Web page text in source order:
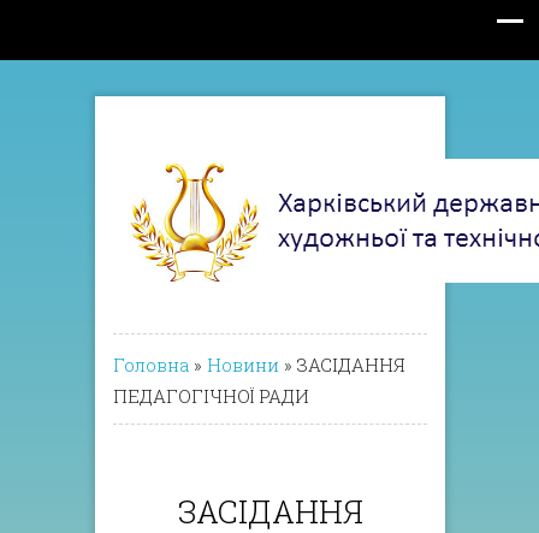
Головна » Новини » ЗАСІДАННЯ
ПЕДАГОГІЧНОЇ РАДИ
ЗАСІДАННЯ